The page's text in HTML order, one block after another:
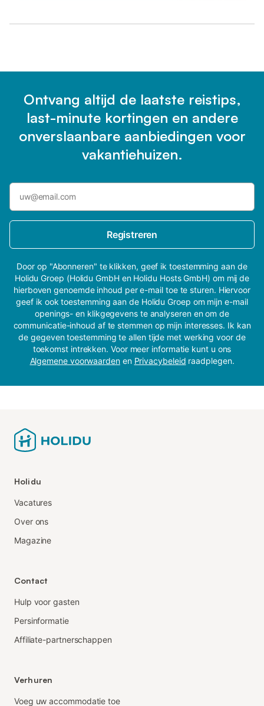
Ontvang altijd de laatste reistips,
last-minute kortingen en andere
onverslaanbare aanbiedingen voor
vakantiehuizen.
Registreren
Door op "Abonneren" te klikken, geef ik toestemming aan de
Holidu Groep (Holidu GmbH en Holidu Hosts GmbH) om mij de
hierboven genoemde inhoud per e-mail toe te sturen. Hiervoor
geef ik ook toestemming aan de Holidu Groep om mijn e-mail
openings- en klikgegevens te analyseren en om de
communicatie-inhoud af te stemmen op mijn interesses. Ik kan
de gegeven toestemming te allen tijde met werking voor de
toekomst intrekken. Voor meer informatie kunt u ons
Algemene voorwaardenen Privacybeleid raadplegen.
Holidu
Vacatures
Over ons
Magazine
Contact
Hulp voor gasten
Persinformatie
Affiliate-partnerschappen
Verhuren
Voeg uw accommodatie toe